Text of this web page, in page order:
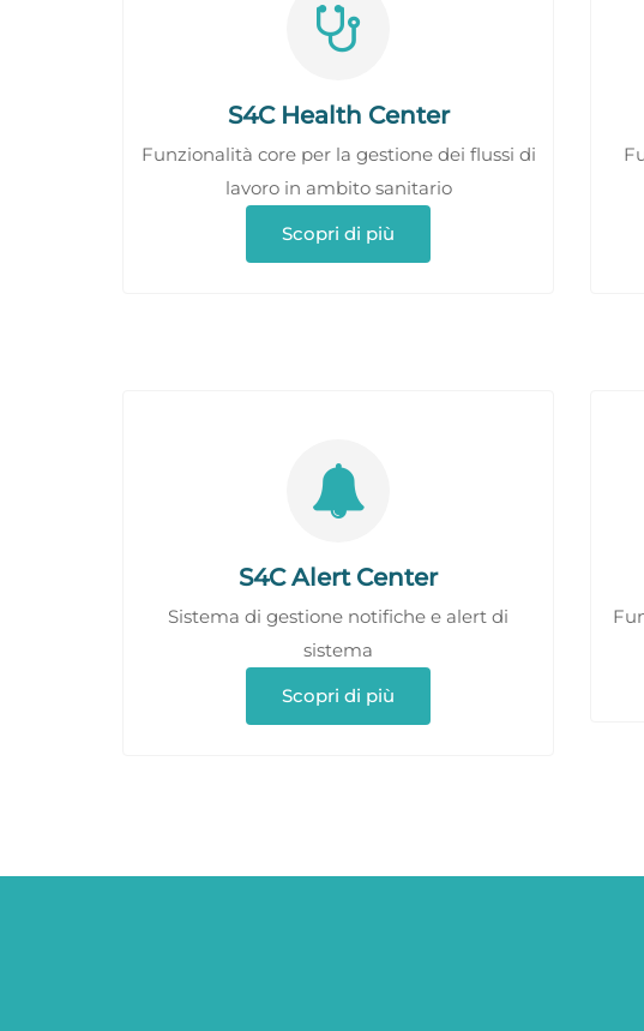
S4C Health Center
Funzionalità core per la gestione dei flussi di
lavoro in ambito sanitario
Scopri di più
S4C Alert Center
Sistema di gestione notifiche e alert di
sistema
Scopri di più